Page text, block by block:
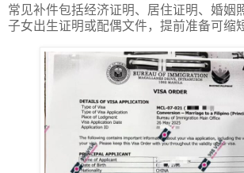
常见补件包括经济证明、居住证明、婚姻
子女出生证明或配偶文件，提前准备可缩